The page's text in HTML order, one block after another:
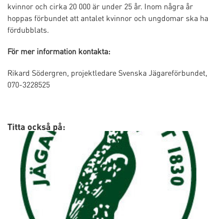
kvinnor och cirka 20 000 är under 25 år. Inom några år
hoppas förbundet att antalet kvinnor och ungdomar ska ha
fördubblats.
För mer information kontakta:
Rikard Södergren, projektledare Svenska Jägareförbundet,
070-3228525
Titta också på: